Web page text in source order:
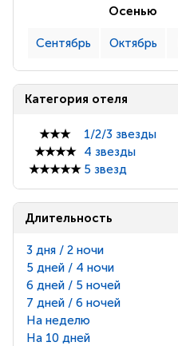
Осенью
Сентябрь Октябрь
Категория отеля
★★★
1/2/3 звезды
★★★★
4 звезды
★★★★★ 5 звезд
Длительность
3 дня / 2 ночи
5 дней / 4 ночи
6 дней / 5 ночей
7 дней / 6 ночей
На неделю
На 10 дней